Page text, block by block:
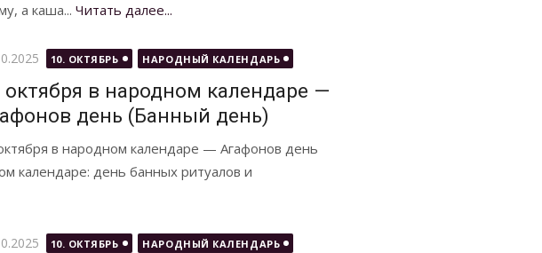
а каша... Читать далее...
10. ОКТЯБРЬ НАРОДНЫЙ КАЛЕНДАРЬ
октября в народном календаре —
день (Банный день)
в народном календаре — Агафонов день
календаре: день банных ритуалов и
10. ОКТЯБРЬ НАРОДНЫЙ КАЛЕНДАРЬ